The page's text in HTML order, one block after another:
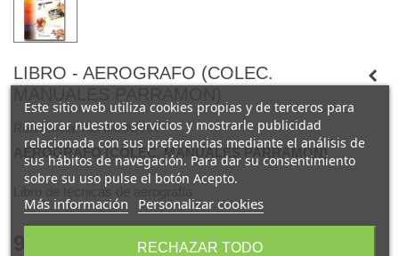
LIBRO - AEROGRAFO (COLEC.
Referencia: AERMANPAR
AERÓGRAFO (COLEC. MANUALES PARRAMÓN)
Libro de técnicas de aerografía
(impuestos inc.)
Este sitio web utiliza cookies propias y de terceros para
mejorar nuestros servicios y mostrarle publicidad
relacionada con sus preferencias mediante el análisis de
sus hábitos de navegación. Para dar su consentimiento
sobre su uso pulse el botón Acepto.
Más información Personalizar cookies
RECHAZAR TODO